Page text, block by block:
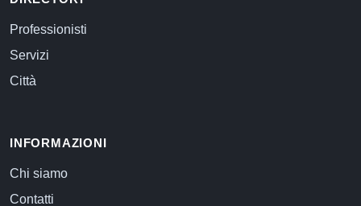
Professionisti
Servizi
Città
INFORMAZIONI
Chi siamo
Contatti